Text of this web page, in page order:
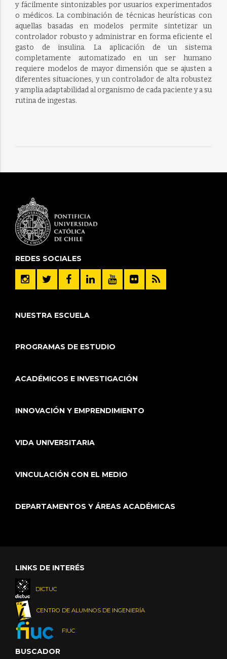
y fácilmente sintonizables por usuarios experimentados
o médicos. La combinación de técnicas heurísticas con
aquellas basadas en modelos permite sintetizar un
controlador robusto y administrar en forma eficiente el
gasto de insulina. La aplicación de un sistema
completamente automatizado en un ser humano
requiere modelos de mayor dimensión que se ajusten a
diferentes situaciones, y un controlador de alta robustez
y amplia adaptabilidad al organismo de cada paciente y a su
rutina de ingestas.
REDES SOCIALES
NUESTRA ESCUELA
PROGRAMAS DE ESTUDIO
ACADÉMICOS E INVESTIGACIÓN
INNOVACIÓN Y EMPRENDIMIENTO
VIDA UNIVERSITARIA
VINCULACIÓN CON EL MEDIO
DEPARTAMENTOS Y ÁREAS ACADÉMICAS
LINKS DE INTERÉS
DICTUC
CENTRO DE ALUMNOS DE INGENIERÍA
FIUC
BUSCADOR